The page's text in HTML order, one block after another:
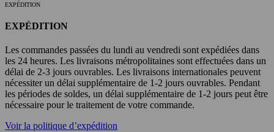
EXPÉDITION
EXPÉDITION
Les commandes passées du lundi au vendredi sont expédiées dans
les 24 heures. Les livraisons métropolitaines sont effectuées dans un
délai de 2-3 jours ouvrables. Les livraisons internationales peuvent
nécessiter un délai supplémentaire de 1-2 jours ouvrables. Pendant
les périodes de soldes, un délai supplémentaire de 1-2 jours peut être
nécessaire pour le traitement de votre commande.
Voir la politique d’expédition